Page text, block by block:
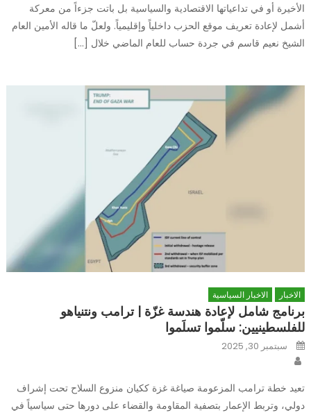
الأخيرة أو في تداعياتها الاقتصادية والسياسية بل باتت جزءاً من معركة
أشمل لإعادة تعريف موقع الحزب داخلياً وإقليمياً. ولعلّ ما قاله الأمين العام
الشيخ نعيم قاسم في جردة حساب للعام الماضي خلال […]
الاخبار الاخبار السياسية
برنامج شامل لإعادة هندسة غزّة | ترامب ونتنياهو
للفلسطينيين: سلّموا تسلَموا
Posted
onسبتمبر 30, 2025
تعيد خطة ترامب المزعومة صياغة غزة ككيان منزوع السلاح تحت إشراف
دولي، وتربط الإعمار بتصفية المقاومة والقضاء على دورها حتى سياسياً في